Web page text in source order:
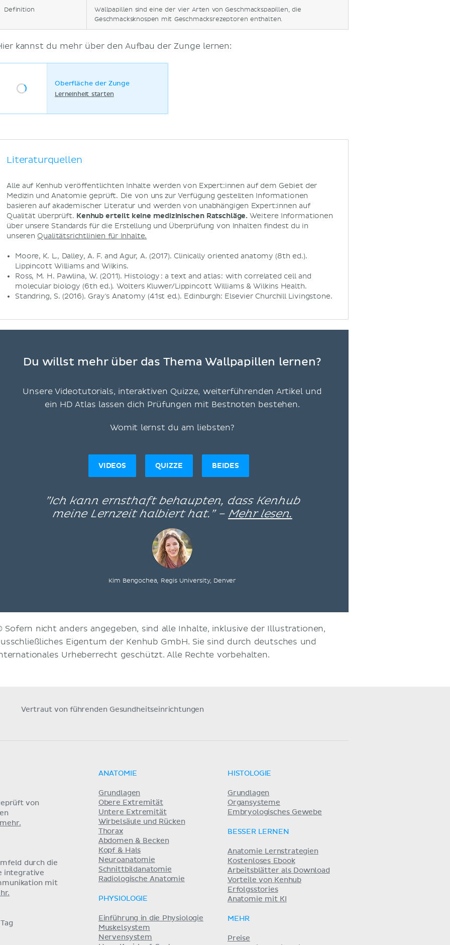
Definition
Wallpapillen sind eine der vier Arten von Geschmackspapillen, die
Geschmacksknospen mit Geschmacksrezeptoren enthalten.
kannst du mehr über den Aufbau der Zunge lernen:
Oberfläche der Zunge
Lerneinheit starten
Literaturquellen
Alle auf Kenhub veröffentlichten Inhalte werden von Expert:innen auf dem Gebiet der
Medizin und Anatomie geprüft. Die von uns zur Verfügung gestellten Informationen
basieren auf akademischer Literatur und werden von unabhängigen Expert:innen auf
Qualität überprüft. Kenhub erteilt keine medizinischen Ratschläge. Weitere Informationen
über unsere Standards für die Erstellung und Überprüfung von Inhalten findest du in
unseren Qualitätsrichtlinien für Inhalte.
Moore, K. L., Dalley, A. F. and Agur, A. (2017). Clinically oriented anatomy (8th ed.).
Lippincott Williams and Wilkins.
Ross, M. H. Pawlina, W. (2011). Histology : a text and atlas : with correlated cell and
molecular biology (6th ed.). Wolters Kluwer/Lippincott Williams & Wilkins Health.
Standring, S. (2016). Gray's Anatomy (41st ed.). Edinburgh: Elsevier Churchill Livingstone.
Du willst mehr über das Thema Wallpapillen lernen?
Unsere Videotutorials, interaktiven Quizze, weiterführenden Artikel und
ein HD Atlas lassen dich Prüfungen mit Bestnoten bestehen.
Womit lernst du am liebsten?
VIDEOS QUIZZE BEIDES
”Ich kann ernsthaft behaupten, dass Kenhub
meine Lernzeit halbiert hat.” – Mehr lesen.
Kim Bengochea, Regis University, Denver
Sofern nicht anders angegeben, sind alle Inhalte, inklusive der Illustrationen,
Eigentum der Kenhub GmbH. Sie sind durch deutsches und
Urheberrecht geschützt. Alle Rechte vorbehalten.
Vertraut von führenden Gesundheitseinrichtungen
von
durch die
integrative
mit
ANATOMIE
Grundlagen
Obere Extremität
Untere Extremität
Wirbelsäule und Rücken
Thorax
Abdomen & Becken
Kopf & Hals
Neuroanatomie
Schnittbildanatomie
Radiologische Anatomie
PHYSIOLOGIE
Einführung in die Physiologie
Muskelsystem
Nervensystem
HISTOLOGIE
Grundlagen
Organsysteme
Embryologisches Gewebe
BESSER LERNEN
Anatomie Lernstrategien
Kostenloses Ebook
Arbeitsblätter als Download
Vorteile von Kenhub
Erfolgsstories
Anatomie mit KI
MEHR
Preise